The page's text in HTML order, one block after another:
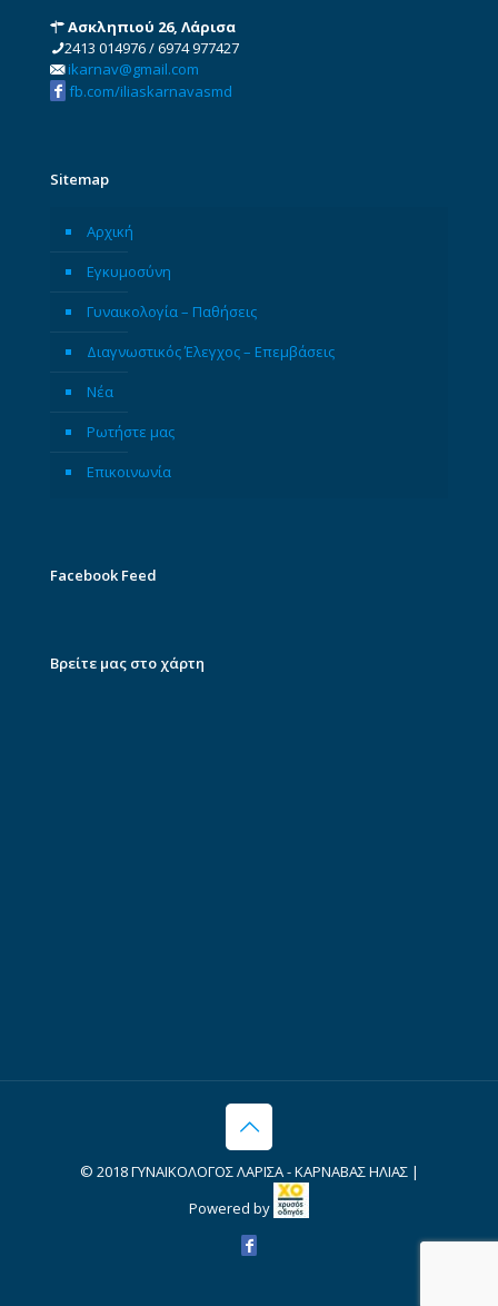
Ασκληπιού 26, Λάρισα
2413 014976/6974 977427
ikarnav@gmail.com
fb.com/iliaskarnavasmd
Sitemap
Αρχική
Εγκυμοσύνη
Γυναικολογία – Παθήσεις
Διαγνωστικός Έλεγχος – Επεμβάσεις
Νέα
Ρωτήστε μας
Επικοινωνία
Facebook Feed
Βρείτε μας στο χάρτη
© 2018 ΓΥΝΑΙΚΟΛΟΓΟΣ ΛΑΡΙΣΑ - ΚΑΡΝΑΒΑΣ ΗΛΙΑΣ |
Powered by